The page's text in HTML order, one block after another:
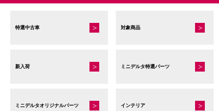
特選中古車 対象商品
新入荷 ミニデルタ特選パーツ
ミニデルタオリジナルパーツ インテリア